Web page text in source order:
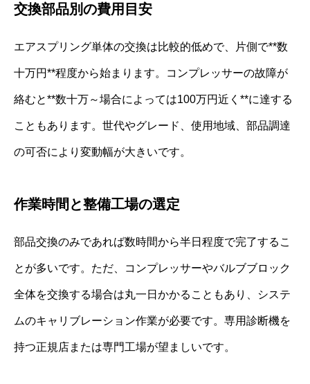
交換部品別の費用目安
エアスプリング単体の交換は比較的低めで、片側で**数
十万円**程度から始まります。コンプレッサーの故障が
絡むと**数十万～場合によっては100万円近く**に達する
こともあります。世代やグレード、使用地域、部品調達
の可否により変動幅が大きいです。
作業時間と整備工場の選定
部品交換のみであれば数時間から半日程度で完了するこ
とが多いです。ただ、コンプレッサーやバルブブロック
全体を交換する場合は丸一日かかることもあり、システ
ムのキャリブレーション作業が必要です。専用診断機を
持つ正規店または専門工場が望ましいです。